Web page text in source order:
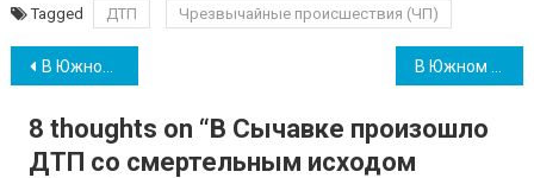
Tagged ДТП Чрезвычайные происшествия (ЧП)
Навігація
записів
В Южном разрабатывают Стратегию развития ОТГ: жители назвали главные проблемы громады
8 thoughts on “В Сычавке произошло
ДТП со смертельным исходом